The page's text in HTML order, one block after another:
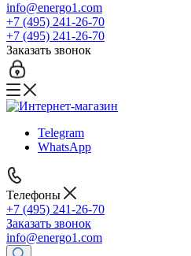
info@energo1.com
+7 (495) 241-26-70
+7 (495) 241-26-70
Заказать звонок
Telegram
WhatsApp
Телефоны
+7 (495) 241-26-70
Заказать звонок
info@energo1.com